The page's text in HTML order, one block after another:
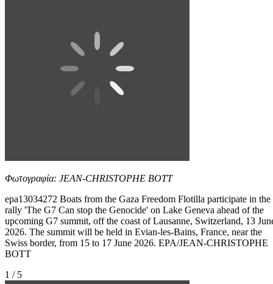
Φωτογραφία: JEAN-CHRISTOPHE BOTT
epa13034272 Boats from the Gaza Freedom Flotilla participate in the
rally 'The G7 Can stop the Genocide' on Lake Geneva ahead of the
upcoming G7 summit, off the coast of Lausanne, Switzerland, 13
2026. The summit will be held in Evian-les-Bains, France, near the
Swiss border, from 15 to 17 June 2026. EPA/JEAN-CHRISTOPHE
BOTT
1 / 5